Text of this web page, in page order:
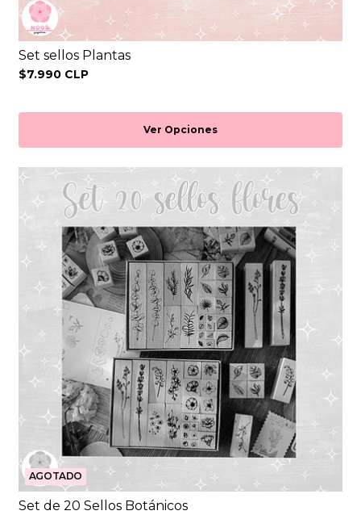
Set sellos Plantas
$7.990 CLP
Ver Opciones
AGOTADO
Set de 20 Sellos Botánicos